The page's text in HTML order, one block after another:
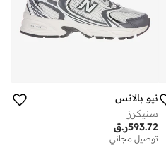
نيو بالانس
سنيكرز
ر.ق593.72
توصيل مجاني